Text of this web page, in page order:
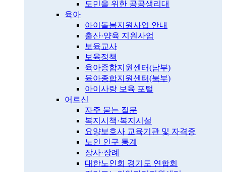
도민을 위한 공공생리대
육아
아이돌봄지원사업 안내
출산·양육 지원사업
보육교사
보육정책
육아종합지원센터(남부)
육아종합지원센터(북부)
아이사랑 보육 포털
어르신
자주 묻는 질문
복지시책·복지시설
요양보호사 교육기관 및 자격증
노인 인구 통계
장사·장례
대한노인회 경기도 연합회